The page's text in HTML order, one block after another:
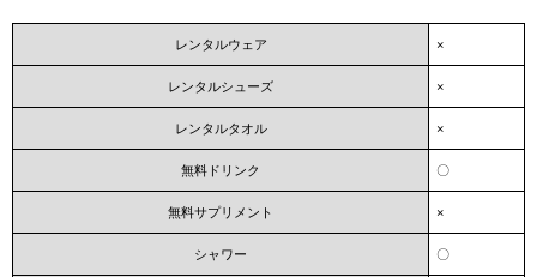
レンタルウェア ×
レンタルシューズ ×
レンタルタオル ×
無料ドリンク 〇
無料サプリメント ×
シャワー 〇